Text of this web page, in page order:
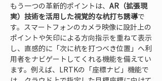
もう一つの革新的ポイントは、 AR（拡張現
実）技術を活用した視覚的な杭打ち誘導で
す。スマートフォンのカメラ映像に設計上の
ポイントや矢印による方向指示を重ねて表示
し、直感的に「次に杭を打つべき位置」へ利
用者をナビゲートしてくれる機能を備えてい
ます。例えば、LRTKの「座標ナビ」機能で